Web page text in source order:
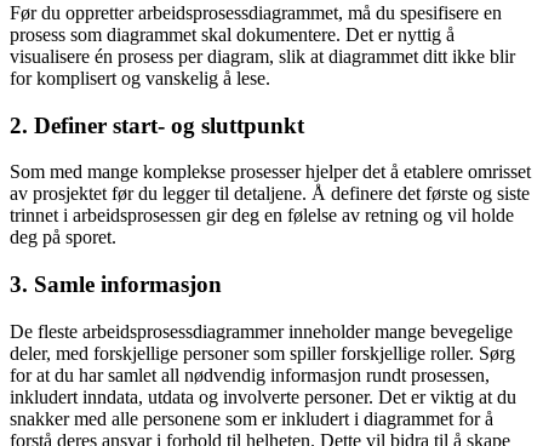
Før du oppretter arbeidsprosessdiagrammet, må du spesifisere en
prosess som diagrammet skal dokumentere. Det er nyttig å
visualisere én prosess per diagram, slik at diagrammet ditt ikke blir
for komplisert og vanskelig å lese.
2. Definer start- og sluttpunkt
Som med mange komplekse prosesser hjelper det å etablere omrisset
av prosjektet før du legger til detaljene. Å definere det første og siste
trinnet i arbeidsprosessen gir deg en følelse av retning og vil holde
deg på sporet.
3. Samle informasjon
De fleste arbeidsprosessdiagrammer inneholder mange bevegelige
deler, med forskjellige personer som spiller forskjellige roller. Sørg
for at du har samlet all nødvendig informasjon rundt prosessen,
inkludert inndata, utdata og involverte personer. Det er viktig at du
snakker med alle personene som er inkludert i diagrammet for å
forstå deres ansvar i forhold til helheten. Dette vil bidra til å skape